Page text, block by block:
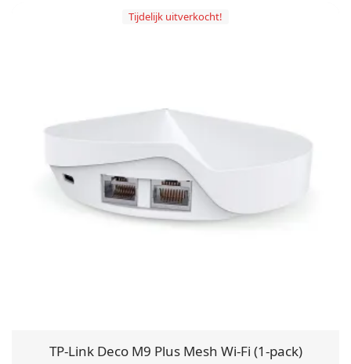
Tijdelijk uitverkocht!
TP-Link Deco M9 Plus Mesh Wi-Fi (1-pack)